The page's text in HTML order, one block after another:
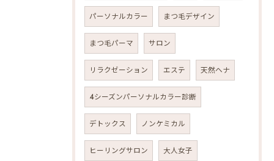
パーソナルカラー まつ毛デザイン
まつ毛パーマ サロン
リラクゼーション エステ 天然ヘナ
4シーズンパーソナルカラー診断
デトックス ノンケミカル
ヒーリングサロン 大人女子